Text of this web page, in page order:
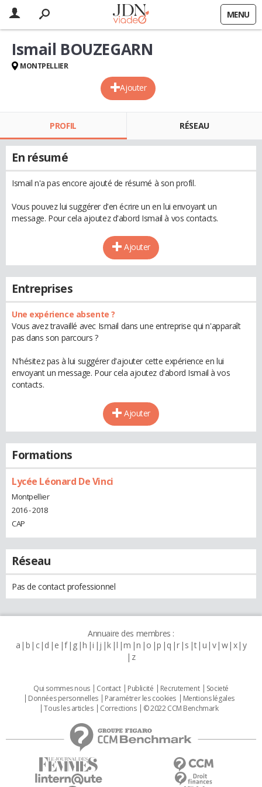
MENU
Ajouter
Ismail BOUZEGARN
MONTPELLIER
PROFIL RÉSEAU
En résumé
Ismail n'a pas encore ajouté de résumé à son profil.
Vous pouvez lui suggérer d'en écrire un en lui envoyant un
message. Pour cela ajoutez d'abord Ismail à vos contacts.
Ajouter
Entreprises
Une expérience absente ?
Vous avez travaillé avec Ismail dans une entreprise qui n'apparaît
pas dans son parcours ?
N'hésitez pas à lui suggérer d'ajouter cette expérience en lui
envoyant un message. Pour cela ajoutez d'abord Ismail à vos
contacts.
Ajouter
Formations
Lycée Léonard De Vinci
Montpellier
2016 - 2018
CAP
Réseau
Pas de contact professionnel
Annuaire des membres :
a b c d e f g h i j k l m n o p q r s t u v w x y
z
Qui sommes nous Contact Publicité Recrutement
Societé
Données personnelles
Paramétrer les cookies
Mentions légales
Tous les articles
Corrections © 2022 CCM Benchmark